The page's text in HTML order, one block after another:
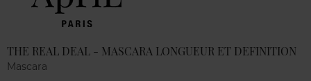
THE REAL DEAL - MASCARA LONGUEUR ET DEFINITION
Mascara